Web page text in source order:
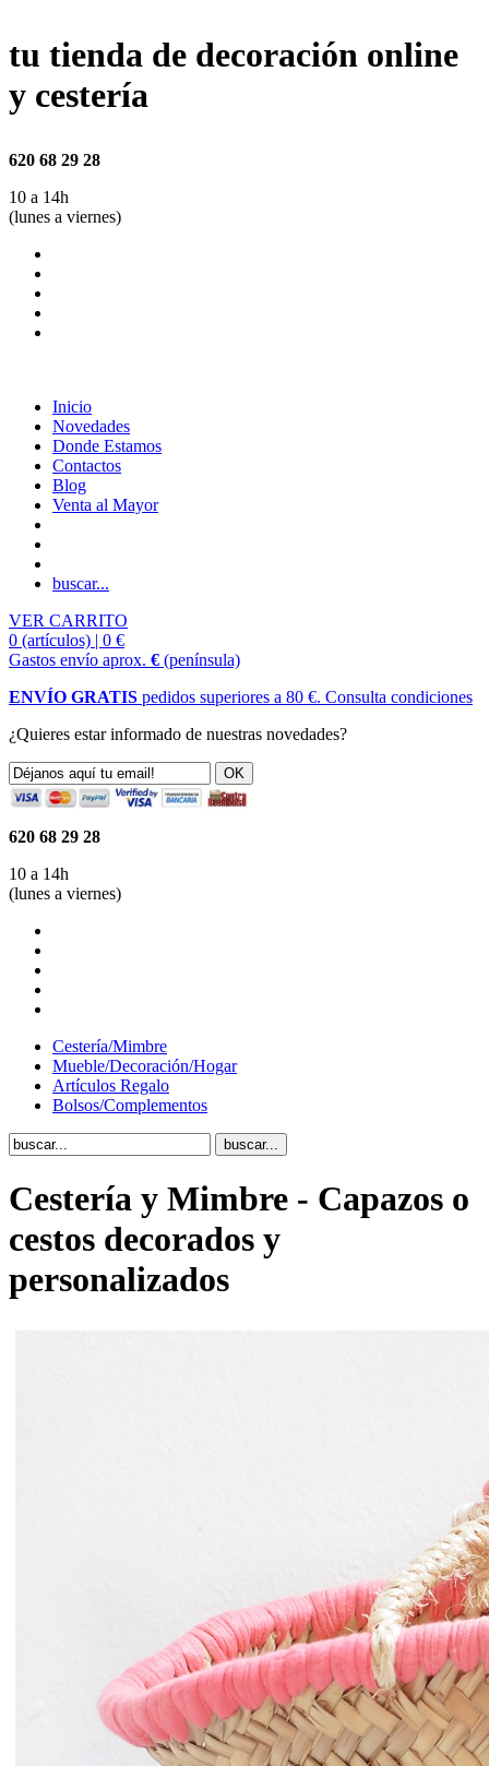
tu tienda de decoración online
y cestería
620 68 29 28
10 a 14h
(lunes a viernes)
Inicio
Novedades
Donde Estamos
Contactos
Blog
Venta al Mayor
buscar...
VER CARRITO
0 (artículos) | 0 €
Gastos envío aprox. € (península)
ENVÍO GRATIS pedidos superiores a 80 €. Consulta condiciones
¿Quieres estar informado de nuestras novedades?
620 68 29 28
10 a 14h
(lunes a viernes)
Cestería/Mimbre
Mueble/Decoración/Hogar
Artículos Regalo
Bolsos/Complementos
Cestería y Mimbre - Capazos o
cestos decorados y
personalizados